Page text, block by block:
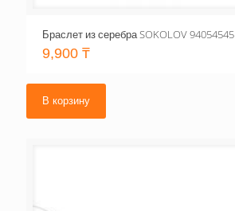
Браслет из серебра SOKOLOV 94054545
9,900 ₸
В корзину